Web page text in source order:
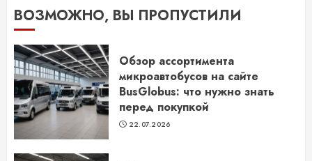
ВОЗМОЖНО, ВЫ ПРОПУСТИЛИ
Обзор ассортимента
микроавтобусов на сайте
BusGlobus: что нужно знать
перед покупкой
22.07.2026